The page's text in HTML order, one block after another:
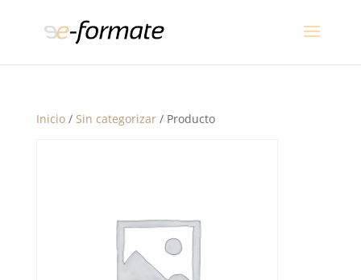
Inicio/ Sin categorizar/ Producto